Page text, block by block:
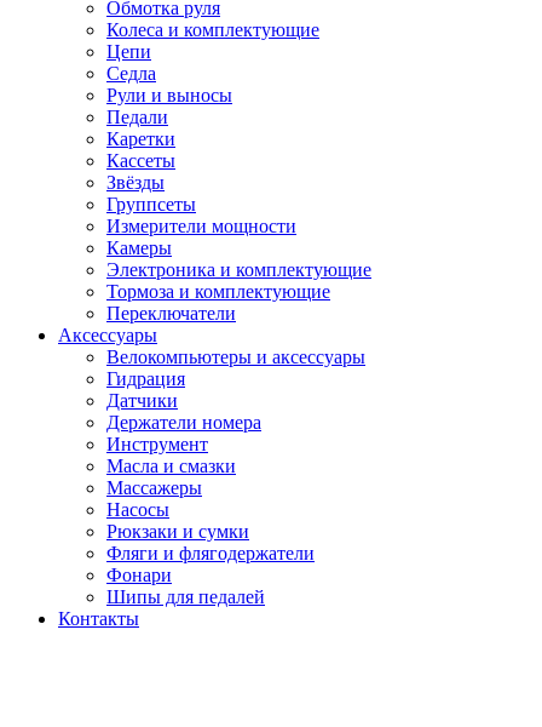
Обмотка руля
Колеса и комплектующие
Цепи
Седла
Рули и выносы
Педали
Каретки
Кассеты
Звёзды
Группсеты
Измерители мощности
Камеры
Электроника и комплектующие
Тормоза и комплектующие
Переключатели
Аксессуары
Велокомпьютеры и аксессуары
Гидрация
Датчики
Держатели номера
Инструмент
Масла и смазки
Массажеры
Насосы
Рюкзаки и сумки
Фляги и флягодержатели
Фонари
Шипы для педалей
Контакты